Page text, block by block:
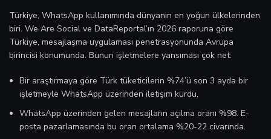
Türkiye, WhatsApp kullanımında dünyanın en yoğun ülkelerinden
biri. We Are Social ve DataReportal’ın 2026 raporuna göre
Türkiye, mesajlaşma uygulaması penetrasyonunda Avrupa
birincisi konumunda. Bunun işletmelere yansıması çok net:
Bir araştırmaya göre Türk tüketicilerin %74’ü son 3 ayda bir
işletmeyle WhatsApp üzerinden iletişim kurdu.
WhatsApp üzerinden gelen mesajların açılma oranı %98. E-
posta pazarlamasında bu oran ortalama %20-22 civarında.